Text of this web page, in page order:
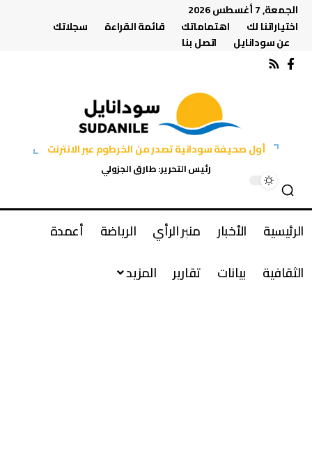
الجمعة, 7 أغسطس 2026
اختياراتنا لك
اهتماماتك قائمة القراءة
سجلاتك
عن سودانايل
اتصل بنا
أول صحيفة سودانية تصدر من الخرطوم عبر الانترنت
رئيس التحرير: طارق الجزولي
الرئيسية الأخبار منبر الرأي الرياضة
أعمدة
الثقافية
بيانات تقارير المزيد